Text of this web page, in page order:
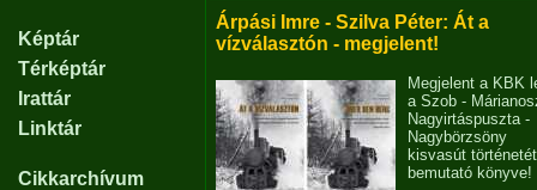
Képtár
Térképtár
Irattár
Linktár
Cikkarchívum
Árpási Imre - Szilva Péter: Át a
vízválasztón - megjelent!
Megjelent a KBK
a Szob -
Nagyirtáspuszta -
Nagybörzsöny
kisvasút történetét
bemutató könyve!